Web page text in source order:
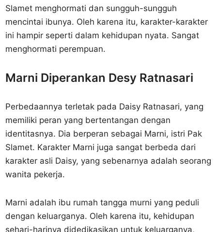
Slamet menghormati dan sungguh-sungguh
mencintai ibunya. Oleh karena itu, karakter-karakter
ini hampir seperti dalam kehidupan nyata. Sangat
menghormati perempuan.
Marni Diperankan Desy Ratnasari
Perbedaannya terletak pada Daisy Ratnasari, yang
memiliki peran yang bertentangan dengan
identitasnya. Dia berperan sebagai Marni, istri Pak
Slamet. Karakter Marni juga sangat berbeda dari
karakter asli Daisy, yang sebenarnya adalah seorang
wanita pekerja.
Marni adalah ibu rumah tangga murni yang peduli
dengan keluarganya. Oleh karena itu, kehidupan
sehari-harinya didedikasikan untuk keluarganya,